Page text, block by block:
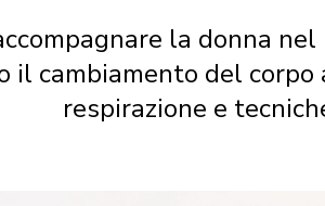
la donna
il cambiamento del
respirazione e